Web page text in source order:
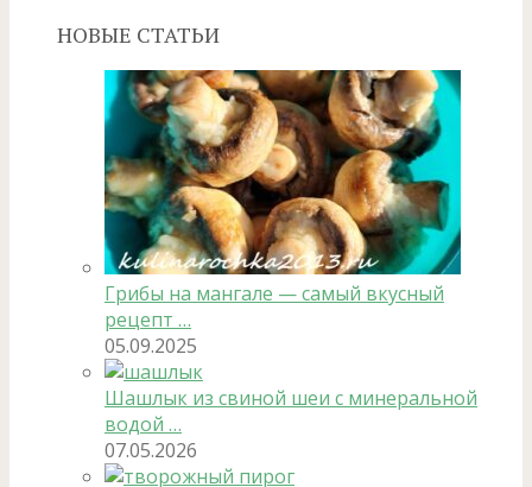
НОВЫЕ СТАТЬИ
Грибы на мангале — самый вкусный
рецепт …
05.09.2025
Шашлык из свиной шеи с минеральной
водой …
07.05.2026